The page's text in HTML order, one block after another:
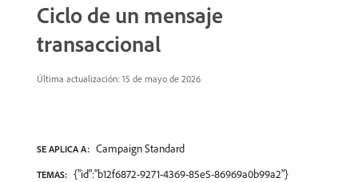
Ciclo de un mensaje
transaccional
Última actualización: 15 de mayo de 2026
SE APLICA A: Campaign Standard
TEMAS: {"id":"b12f6872-9271-4369-85e5-86969a0b99a2"}